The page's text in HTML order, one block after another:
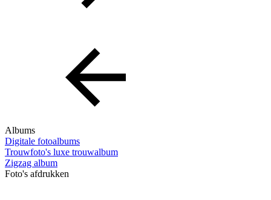
Albums
Digitale fotoalbums
Trouwfoto's luxe trouwalbum
Zigzag album
Foto's afdrukken